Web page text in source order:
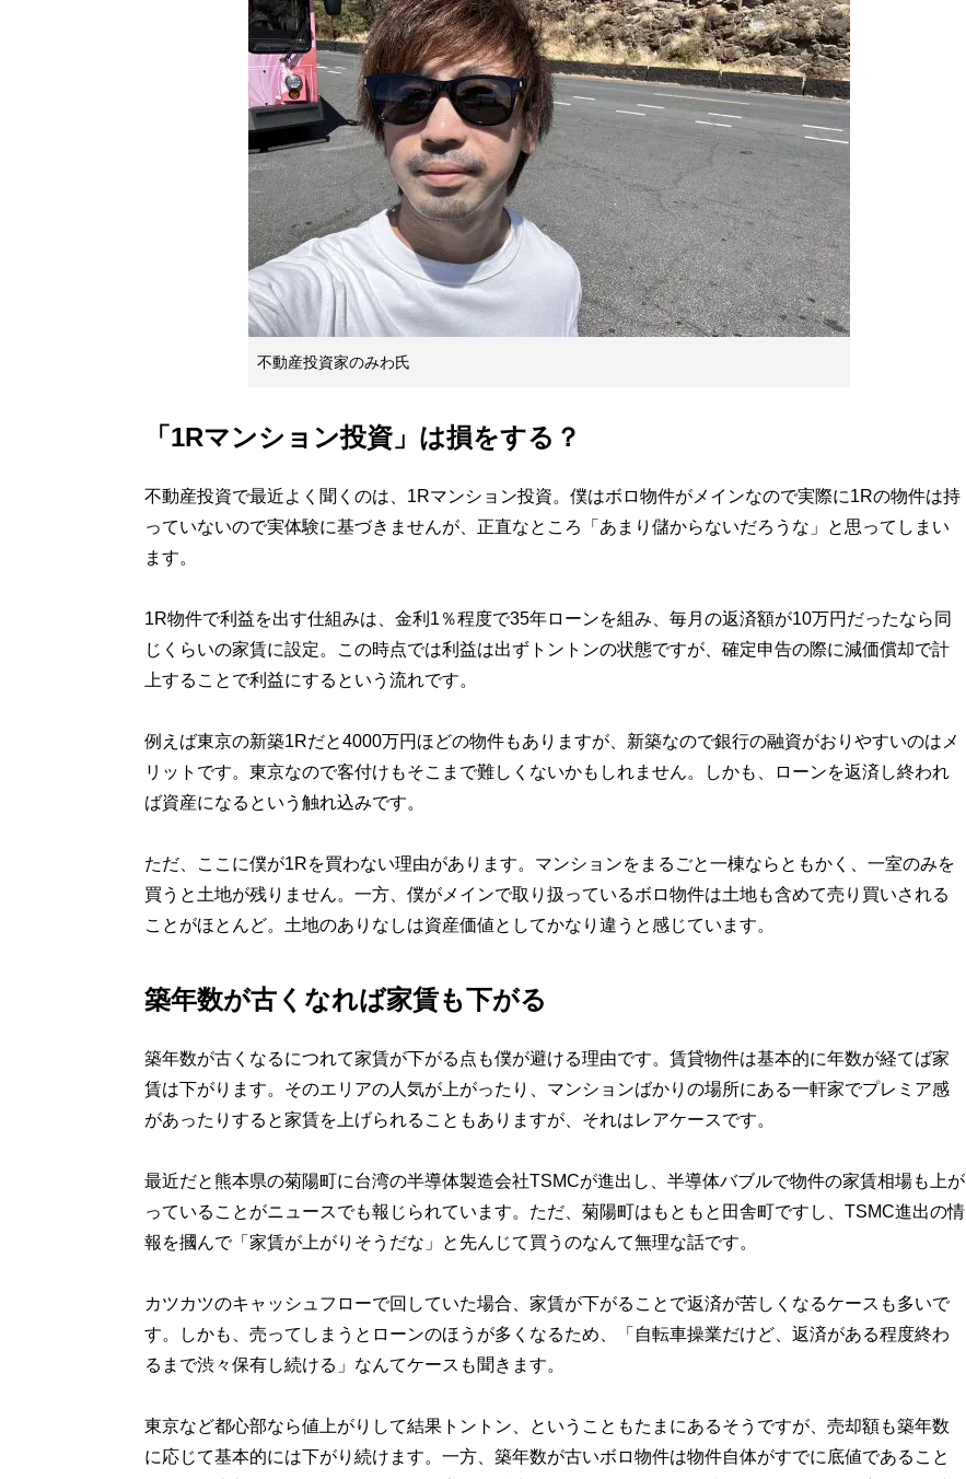
不動産投資家のみわ氏
「1Rマンション投資」は損をする？
不動産投資で最近よく聞くのは、1Rマンション投資。僕はボロ物件がメインなので実際に1Rの物件は持
っていないので実体験に基づきませんが、正直なところ「あまり儲からないだろうな」と思ってしまい
ます。
1R物件で利益を出す仕組みは、金利1％程度で35年ローンを組み、毎月の返済額が10万円だったなら同
じくらいの家賃に設定。この時点では利益は出ずトントンの状態ですが、確定申告の際に減価償却で計
上することで利益にするという流れです。
例えば東京の新築1Rだと4000万円ほどの物件もありますが、新築なので銀行の融資がおりやすいのはメ
リットです。東京なので客付けもそこまで難しくないかもしれません。しかも、ローンを返済し終われ
ば資産になるという触れ込みです。
ただ、ここに僕が1Rを買わない理由があります。マンションをまるごと一棟ならともかく、一室のみを
買うと土地が残りません。一方、僕がメインで取り扱っているボロ物件は土地も含めて売り買いされる
ことがほとんど。土地のありなしは資産価値としてかなり違うと感じています。
築年数が古くなれば家賃も下がる
築年数が古くなるにつれて家賃が下がる点も僕が避ける理由です。賃貸物件は基本的に年数が経てば家
賃は下がります。そのエリアの人気が上がったり、マンションばかりの場所にある一軒家でプレミア感
があったりすると家賃を上げられることもありますが、それはレアケースです。
最近だと熊本県の菊陽町に台湾の半導体製造会社TSMCが進出し、半導体バブルで物件の家賃相場も上が
っていることがニュースでも報じられています。ただ、菊陽町はもともと田舎町ですし、TSMC進出の情
報を摑んで「家賃が上がりそうだな」と先んじて買うのなんて無理な話です。
カツカツのキャッシュフローで回していた場合、家賃が下がることで返済が苦しくなるケースも多いで
す。しかも、売ってしまうとローンのほうが多くなるため、「自転車操業だけど、返済がある程度終わ
るまで渋々保有し続ける」なんてケースも聞きます。
東京など都心部なら値上がりして結果トントン、ということもたまにあるそうですが、売却額も築年数
に応じて基本的には下がり続けます。一方、築年数が古いボロ物件は物件自体がすでに底値であること